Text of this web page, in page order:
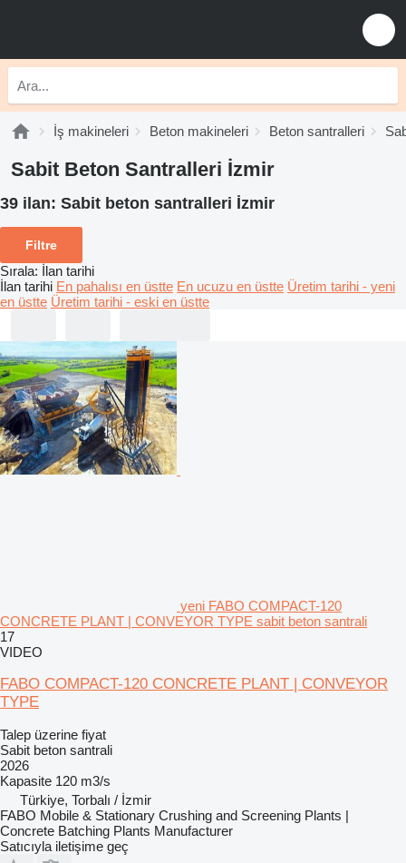
İş makineleri Beton makineleri Beton santralleri
Sabit Beton Santralleri İzmir
39 ilan: Sabit beton santralleri İzmir
Filtre
Sırala: İlan tarihi
İlan tarihi En pahalısı en üstte En ucuzu en üstte Üretim tarihi - yeni
en üstte Üretim tarihi - eski en üstte
yeni FABO COMPACT-120
CONCRETE PLANT | CONVEYOR TYPE sabit beton santrali
17
VIDEO
FABO COMPACT-120 CONCRETE PLANT | CONVEYOR
TYPE
Talep üzerine fiyat
Sabit beton santrali
2026
Kapasite 120 m3/s
Türkiye, Torbalı / İzmir
FABO Mobile & Stationary Crushing and Screening Plants |
Concrete Batching Plants Manufacturer
Satıcıyla iletişime geç